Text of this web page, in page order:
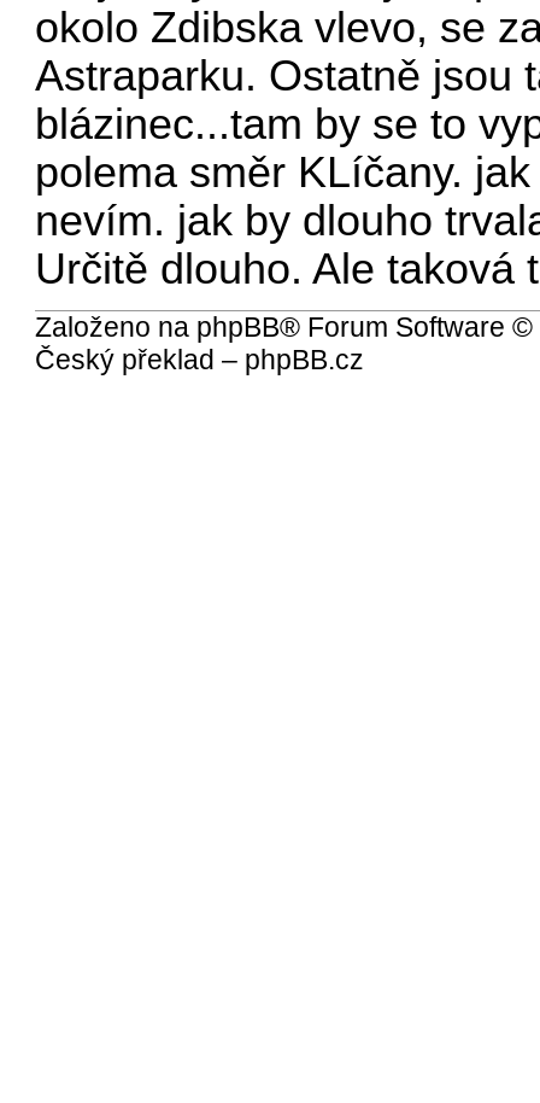
okolo Zdibska vlevo, se
Astraparku. Ostatně jsou
blázinec...tam by se to
polema směr KLíčany.
nevím. jak by dlouho
Určitě dlouho. Ale taková
Založeno na phpBB® Forum Software ©
Český překlad – phpBB.cz